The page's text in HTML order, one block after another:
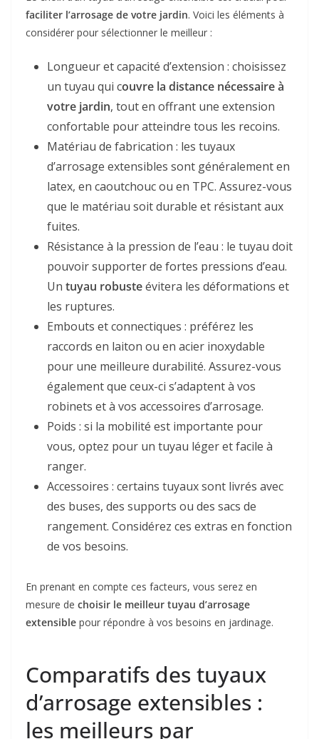
faciliter l’arrosage de votre jardin. Voici les éléments à
considérer pour sélectionner le meilleur :
Longueur et capacité d’extension : choisissez
un tuyau qui couvre la distance nécessaire à
votre jardin, tout en offrant une extension
confortable pour atteindre tous les recoins.
Matériau de fabrication : les tuyaux
d’arrosage extensibles sont généralement en
latex, en caoutchouc ou en TPC. Assurez-vous
que le matériau soit durable et résistant aux
fuites.
Résistance à la pression de l’eau : le tuyau doit
pouvoir supporter de fortes pressions d’eau.
Un tuyau robusteévitera les déformations et
les ruptures.
Embouts et connectiques : préférez les
raccords en laiton ou en acier inoxydable
pour une meilleure durabilité. Assurez-vous
également que ceux-ci s’adaptent à vos
robinets et à vos accessoires d’arrosage.
Poids : si la mobilité est importante pour
vous, optez pour un tuyau léger et facile à
ranger.
Accessoires : certains tuyaux sont livrés avec
des buses, des supports ou des sacs de
rangement. Considérez ces extras en fonction
de vos besoins.
En prenant en compte ces facteurs, vous serez en
mesure de choisir le meilleur tuyau d’arrosage
extensible pour répondre à vos besoins en jardinage.
Comparatifs des tuyaux
d’arrosage extensibles :
les meilleurs par